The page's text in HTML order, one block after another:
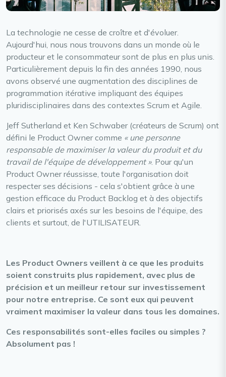
La technologie ne cesse de croître et d'évoluer.
Aujourd'hui, nous nous trouvons dans un monde où le
producteur et le consommateur sont de plus en plus unis.
Particulièrement depuis la fin des années 1990, nous
avons observé une augmentation des disciplines de
programmation itérative impliquant des équipes
pluridisciplinaires dans des contextes Scrum et Agile.
Jeff Sutherland et Ken Schwaber (créateurs de Scrum) ont
défini le Product Owner comme « une personne
responsable de maximiser la valeur du produit et du
travail de l'équipe de développement ». Pour qu'un
Product Owner réussisse, toute l'organisation doit
respecter ses décisions - cela s'obtient grâce à une
gestion efficace du Product Backlog et à des objectifs
clairs et priorisés axés sur les besoins de l'équipe, des
clients et surtout, de l'UTILISATEUR.
Les Product Owners veillent à ce que les produits
soient construits plus rapidement, avec plus de
précision et un meilleur retour sur investissement
pour notre entreprise. Ce sont eux qui peuvent
vraiment maximiser la valeur dans tous les domaines.
Ces responsabilités sont-elles faciles ou simples ?
Absolument pas !